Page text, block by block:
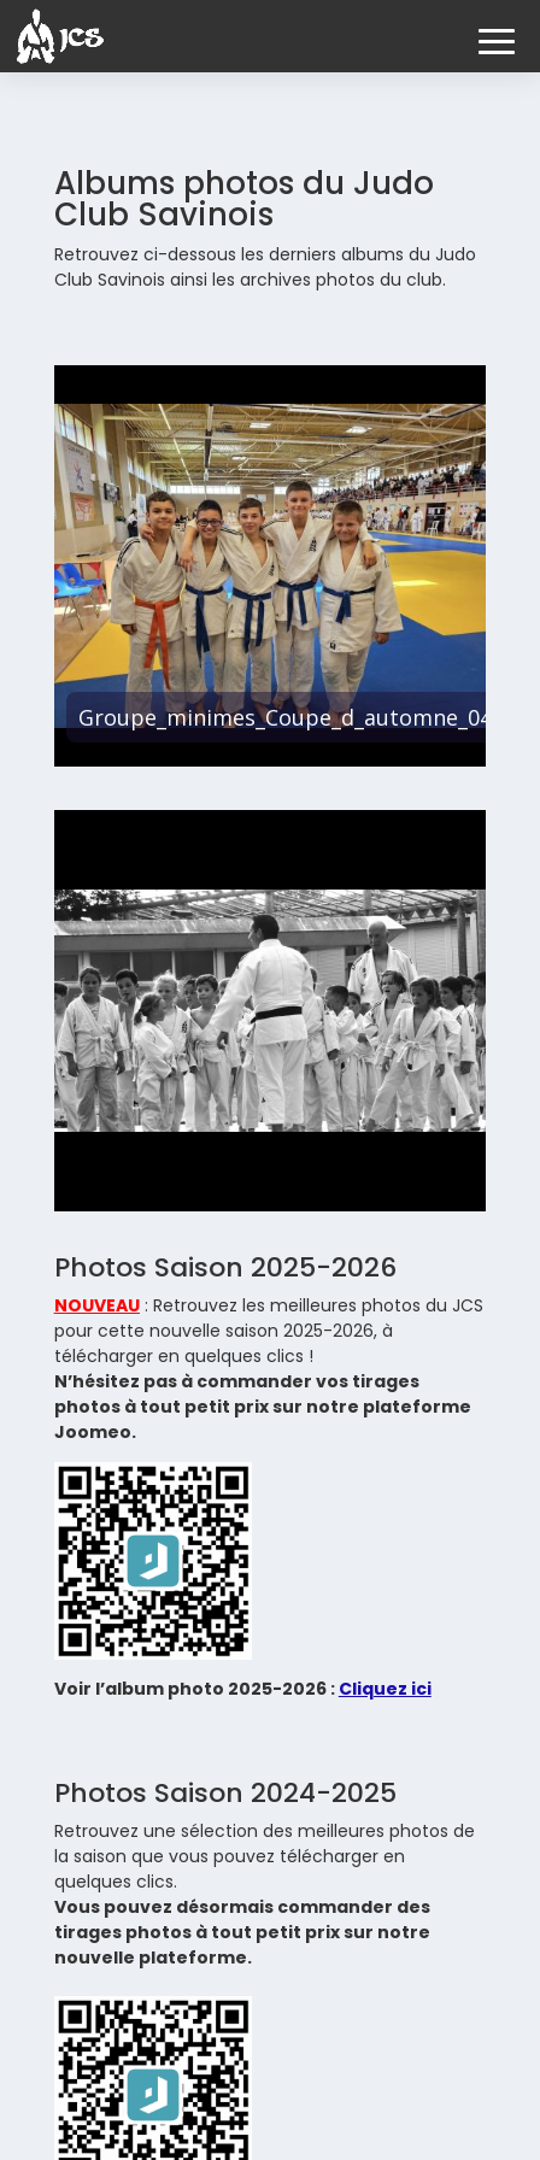
Albums photos du Judo
Club Savinois
Retrouvez ci-dessous les derniers albums du Judo
Club Savinois ainsi les archives photos du club.
Photos Saison 2025-2026
NOUVEAU: Retrouvez les meilleures photos du JCS
pour cette nouvelle saison 2025-2026, à
télécharger en quelques clics !
N’hésitez pas à commander vos tirages
photos à tout petit prix sur notre plateforme
Joomeo.
Voir l’album photo 2025-2026 : Cliquez ici
Photos Saison 2024-2025
Retrouvez une sélection des meilleures photos de
la saison que vous pouvez télécharger en
quelques clics.
Vous pouvez désormais commander des
tirages photos à tout petit prix sur notre
nouvelle plateforme.